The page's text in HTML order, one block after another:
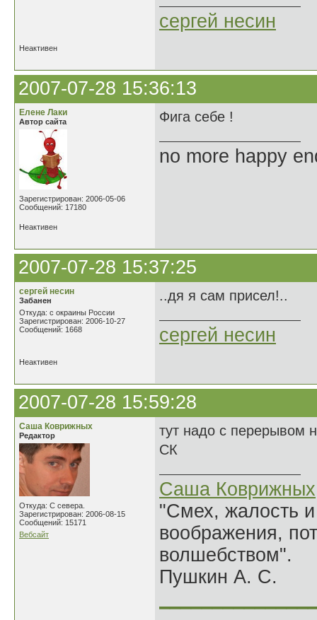
сергей несин
Неактивен
2007-07-28 15:36:13
Елене Лаки
Автор сайта
Зарегистрирован: 2006-05-06
Сообщений: 17180
Фига себе !
no more happy
Неактивен
2007-07-28 15:37:25
сергей несин
Забанен
Откуда: с окраины России
Зарегистрирован: 2006-10-27
Сообщений: 1668
..дя я сам присел!..
сергей несин
Неактивен
2007-07-28 15:59:28
Саша Коврижных
Редактор
Откуда: С севера.
Зарегистрирован: 2006-08-15
Сообщений: 15171
Вебсайт
тут надо с перерывом
СК
Саша Коврижных
"Смех, жалость
воображения,
волшебством".
Пушкин А. С.